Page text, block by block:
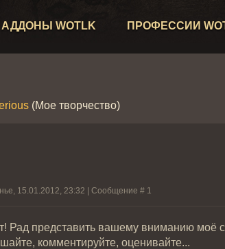
АДДОНЫ WOTLK ПРОФЕССИИ
(Мое творчество)
15.01.2012, 23:32 | Сообщение # 1
Рад представить вашему вниманию моё
комментируйте, оценивайте...